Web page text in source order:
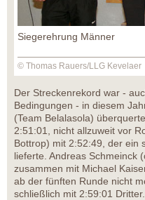
Siegerehrung Männer
© Thomas Rauers/LLG Kevelaer
Der Streckenrekord war -
Bedingungen - in diesem
(Team Belalasola)
2:51:01, nicht allzuweit vor
Bottrop) mit 2:52:49, der ein
lieferte. Andreas Schmeinck
zusammen mit Michael
ab der fünften Runde nicht
schließlich mit 2:59:01 Dritter.